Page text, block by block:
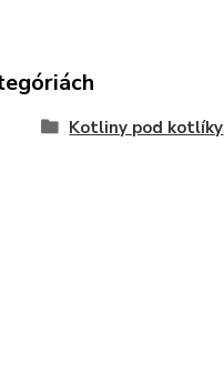
Kotliny pod kotlíky